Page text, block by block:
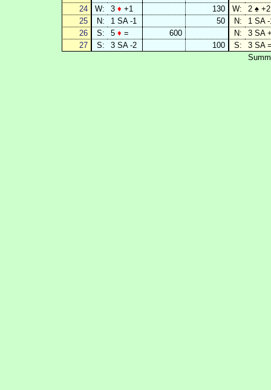
24
W: 3 ♦ +1 130 W:
2 ♠ +2
25
N: 1 SA -1 50 N:
1 SA
26
S: 5 ♦ = 600 N:
3 SA
27
S: 3 SA -2 100 S:
3 SA